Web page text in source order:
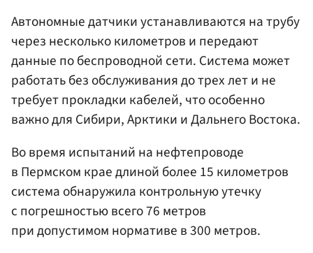
Автономные датчики устанавливаются на трубу
через несколько километров и передают
данные по беспроводной сети. Система может
работать без обслуживания до трех лет и не
требует прокладки кабелей, что особенно
важно для Сибири, Арктики и Дальнего Востока.
Во время испытаний на нефтепроводе
в Пермском крае длиной более 15 километров
система обнаружила контрольную утечку
с погрешностью всего 76 метров
при допустимом нормативе в 300 метров.